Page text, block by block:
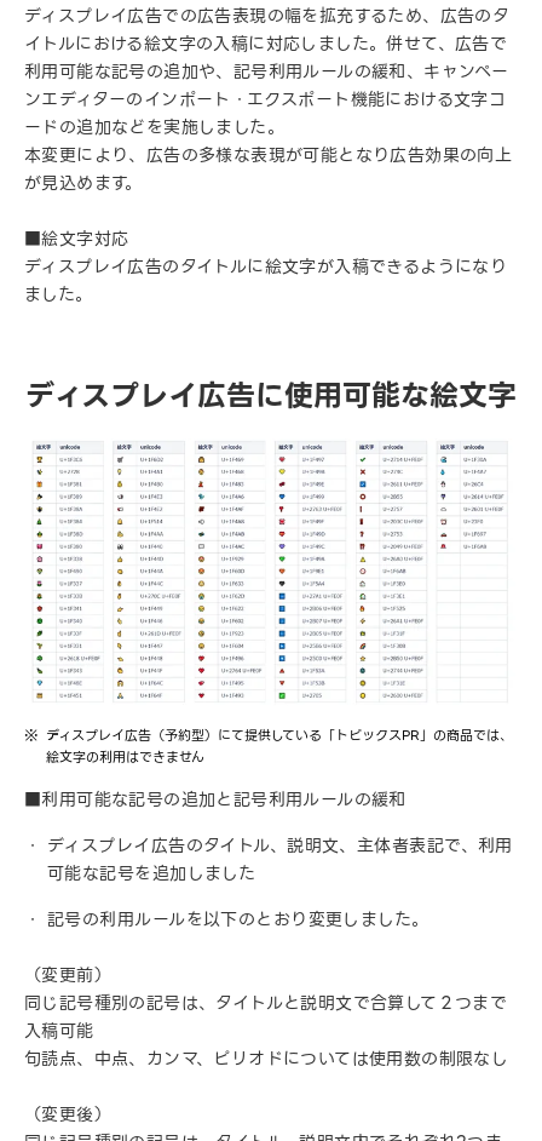
ディスプレイ広告での広告表現の幅を拡充するため、広告のタ
イトルにおける絵文字の入稿に対応しました。併せて、広告で
利用可能な記号の追加や、記号利用ルールの緩和、キャンペー
ンエディターのインポート・エクスポート機能における文字コ
ードの追加などを実施しました。
本変更により、広告の多様な表現が可能となり広告効果の向上
が見込めます。
■絵文字対応
ディスプレイ広告のタイトルに絵文字が入稿できるようになり
ました。
ディスプレイ広告に使用可能な絵文字
ディスプレイ広告（予約型）にて提供している「トピックスPR」の商品では、
絵文字の利用はできません
■利用可能な記号の追加と記号利用ルールの緩和
ディスプレイ広告のタイトル、説明文、主体者表記で、利用
可能な記号を追加しました
記号の利用ルールを以下のとおり変更しました。
（変更前）
同じ記号種別の記号は、タイトルと説明文で合算して２つまで
入稿可能
句読点、中点、カンマ、ピリオドについては使用数の制限なし
（変更後）